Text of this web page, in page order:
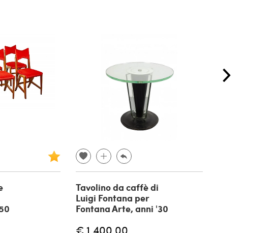
Tavolino da caffè di
Luigi Fontana per
Fontana Arte, anni '30
€ 1.400,00